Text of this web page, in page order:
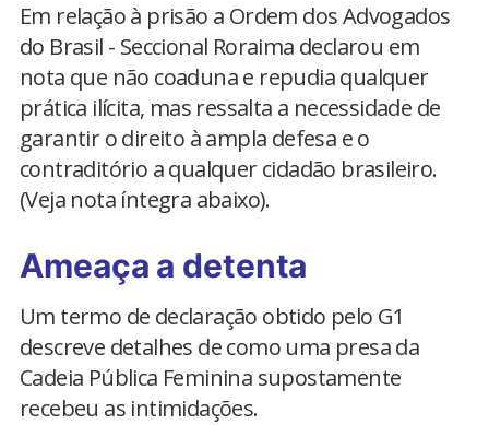
Em relação à prisão a Ordem dos Advogados
do Brasil - Seccional Roraima declarou em
nota que não coaduna e repudia qualquer
prática ilícita, mas ressalta a necessidade de
garantir o direito à ampla defesa e o
contraditório a qualquer cidadão brasileiro.
(Veja nota íntegra abaixo).
Ameaça a detenta
Um termo de declaração obtido pelo G1
descreve detalhes de como uma presa da
Cadeia Pública Feminina supostamente
recebeu as intimidações.